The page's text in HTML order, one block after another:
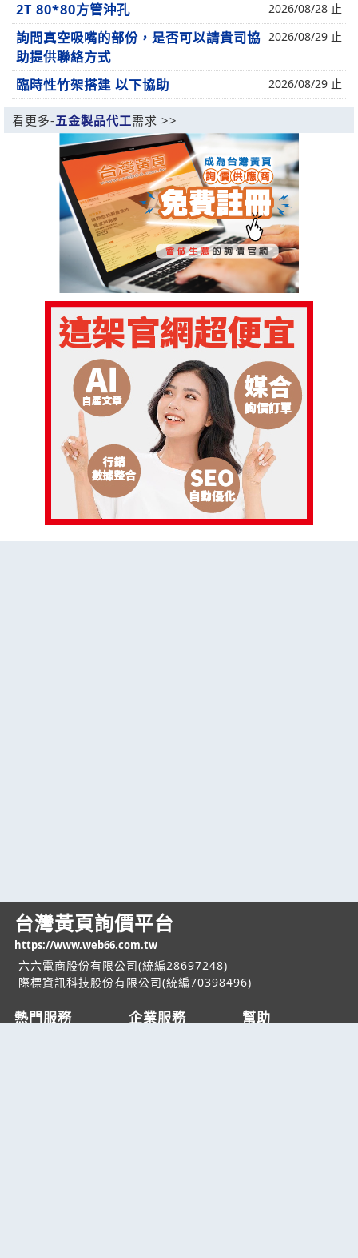
2T 80*80方管沖孔 2026/08/28 止
詢問真空吸嘴的部份，是否可以請貴司協
助提供聯絡方式
2026/08/29 止
臨時性竹架搭建 以下協助 2026/08/29 止
看更多-五金製品代工需求 >>
台灣黃頁詢價平台
https://www.web66.com.tw
六六電商股份有限公司(統編28697248)
際標資訊科技股份有限公司(統編70398496)
熱門服務 企業服務 幫助